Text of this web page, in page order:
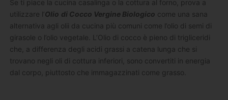
Se ti piace la cucina casalinga o la cottura al forno, prova a
utilizzare l’Olio di Cocco Vergine Biologico come una sana
alternativa agli olii da cucina più comuni come l’olio di semi di
girasole o l’olio vegetale. L’Olio di cocco è pieno di trigliceridi
che, a differenza degli acidi grassi a catena lunga che si
trovano negli oli di cottura inferiori, sono convertiti in energia
dal corpo, piuttosto che immagazzinati come grasso.